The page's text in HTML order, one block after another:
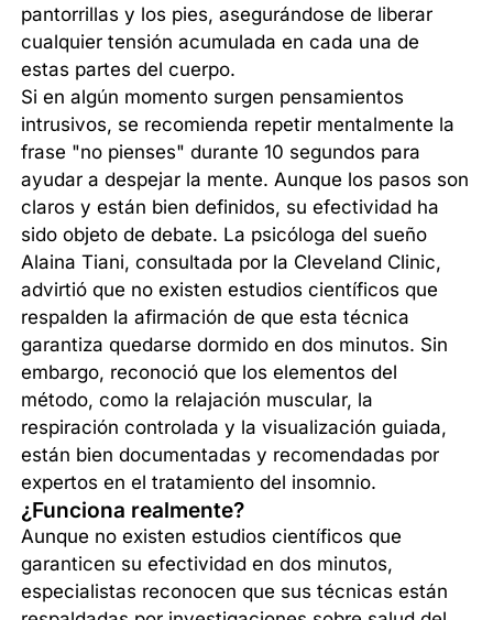
pantorrillas y los pies, asegurándose de liberar
cualquier tensión acumulada en cada una de
estas partes del cuerpo.
Si en algún momento surgen pensamientos
intrusivos, se recomienda repetir mentalmente la
frase "no pienses" durante 10 segundos para
ayudar a despejar la mente. Aunque los pasos son
claros y están bien definidos, su efectividad ha
sido objeto de debate. La psicóloga del sueño
Alaina Tiani, consultada por la Cleveland Clinic,
advirtió que no existen estudios científicos que
respalden la afirmación de que esta técnica
garantiza quedarse dormido en dos minutos. Sin
embargo, reconoció que los elementos del
método, como la relajación muscular, la
respiración controlada y la visualización guiada,
están bien documentadas y recomendadas por
expertos en el tratamiento del insomnio.
¿Funciona realmente?
Aunque no existen estudios científicos que
garanticen su efectividad en dos minutos,
especialistas reconocen que sus técnicas están